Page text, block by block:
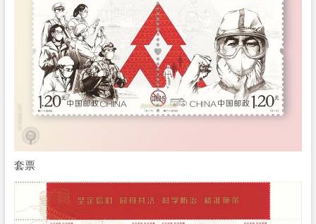
套票